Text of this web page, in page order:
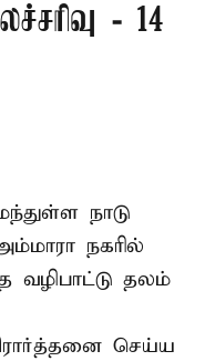
- 14
நாடு
நகரில்
வழிபாட்டு தலம்
செய்ய